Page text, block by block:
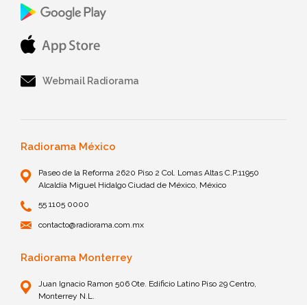
Webmail Radiorama
Radiorama México
Paseo de la Reforma 2620 Piso 2 Col. Lomas Altas C.P.11950
Alcaldía Miguel Hidalgo Ciudad de México, México
55 1105 0000
contacto@radiorama.com.mx
Radiorama Monterrey
Juan Ignacio Ramon 506 Ote. Edificio Latino Piso 29 Centro,
Monterrey N.L.